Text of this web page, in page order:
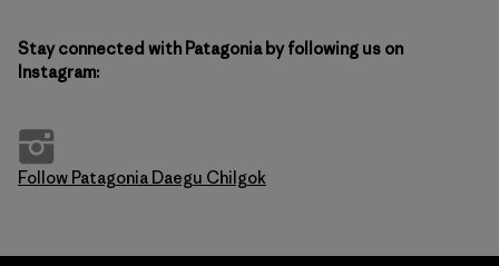
Stay connected with Patagonia by following us on
Instagram:
Follow Patagonia Daegu Chilgok